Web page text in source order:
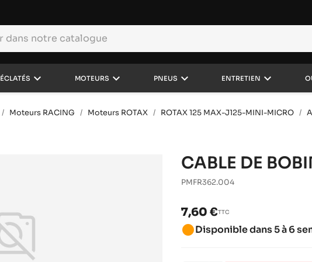
ÉCLATÉS keyboard_arrow_down MOTEURS keyboard_arrow_down PNEUS keyboard_arrow_down ENTRETIEN keyboard_arrow_down
Moteurs RACING Moteurs ROTAX ROTAX 125 MAX-J125-MINI-MICRO
CABLE DE
PMFR362.004
7,60 €TTC
brightness_1Disponible dans 5 à 6